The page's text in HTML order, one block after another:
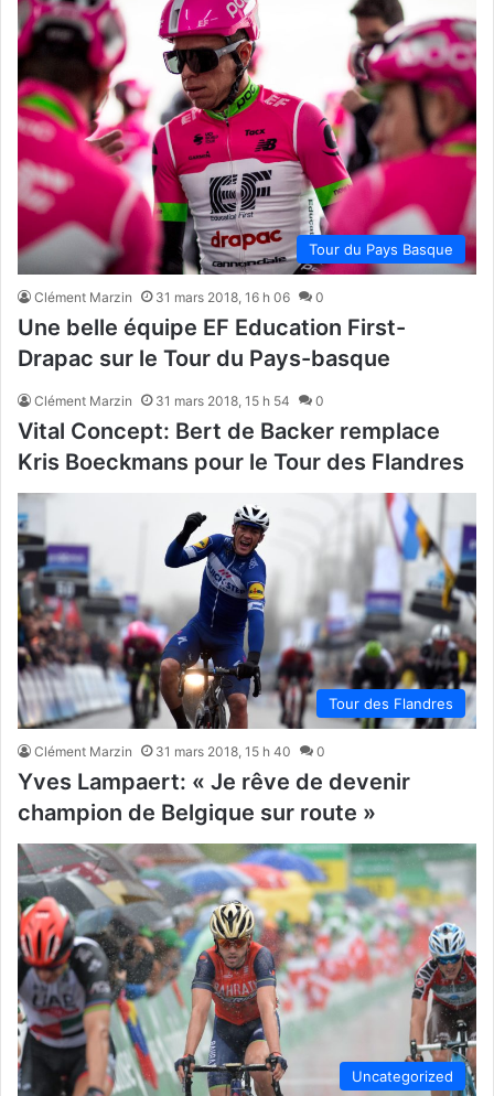
Tour du Pays Basque
Clément Marzin 31 mars 2018, 16 h 06 0
Une belle équipe EF Education First-
Drapac sur le Tour du Pays-basque
Clément Marzin 31 mars 2018, 15 h 54 0
Vital Concept: Bert de Backer remplace
Kris Boeckmans pour le Tour des Flandres
Tour des Flandres
Clément Marzin 31 mars 2018, 15 h 40 0
Yves Lampaert: « Je rêve de devenir
champion de Belgique sur route »
Uncategorized